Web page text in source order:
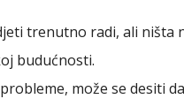
trenutno radi, ali ništa
budućnosti.
može se desiti